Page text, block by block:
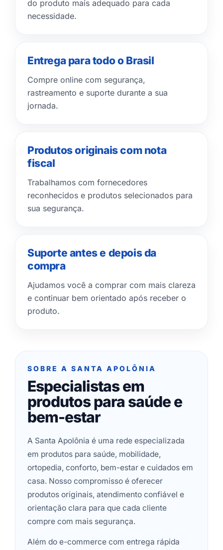
do produto mais adequado para cada
necessidade.
Entrega para todo o Brasil
Compre online com segurança,
rastreamento e suporte durante a sua
jornada.
Produtos originais com nota
fiscal
Trabalhamos com fornecedores
reconhecidos e produtos selecionados para
sua segurança.
Suporte antes e depois da
compra
Ajudamos você a comprar com mais clareza
e continuar bem orientado após receber o
produto.
SOBRE A SANTA APOLÔNIA
Especialistas em
produtos para saúde e
bem-estar
A Santa Apolônia é uma rede especializada
em produtos para saúde, mobilidade,
ortopedia, conforto, bem-estar e cuidados em
casa. Nosso compromisso é oferecer
produtos originais, atendimento confiável e
orientação clara para que cada cliente
compre com mais segurança.
Além do e-commerce com entrega rápida